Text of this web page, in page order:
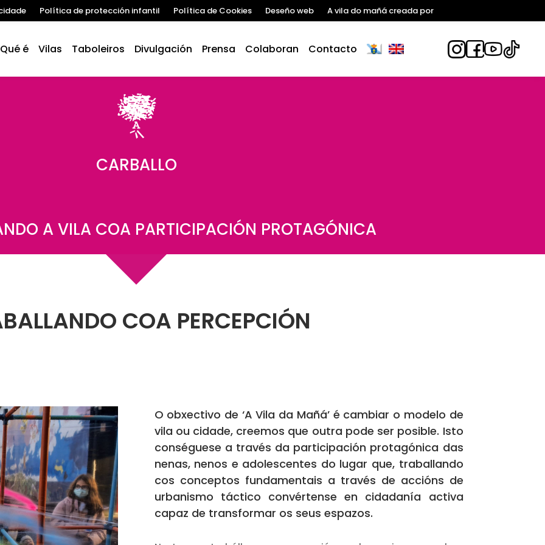
Política de protección infantil Política de Cookies Deseño web A vila do mañá creada por
Qué é Vilas Taboleiros Divulgación Prensa Colaboran Contacto
CARBALLO
A VILA COA PARTICIPACIÓN PROTAGÓNICA
COA PERCEPCIÓN
O obxectivo de ‘A Vila da Mañá’ é cambiar o modelo de
vila ou cidade, creemos que outra pode ser posible. Isto
conséguese a través da participación protagónica das
nenas, nenos e adolescentes do lugar que, traballando
cos conceptos fundamentais a través de accións de
urbanismo táctico convértense en cidadanía activa
capaz de transformar os seus espazos.